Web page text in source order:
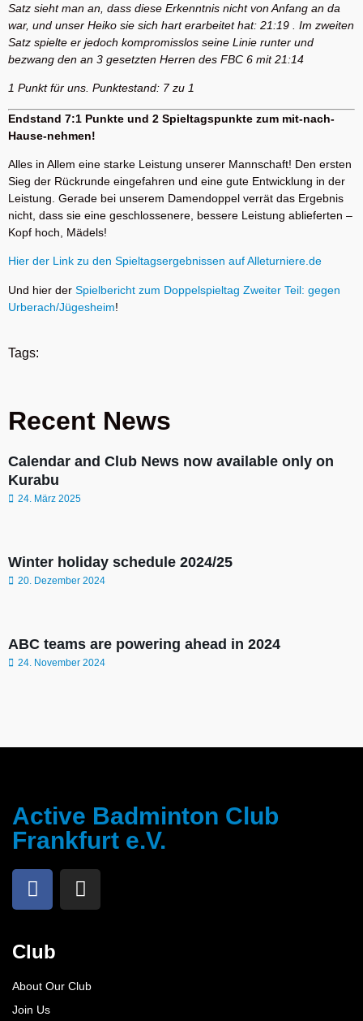
Satz sieht man an, dass diese Erkenntnis nicht von Anfang an da
war, und unser Heiko sie sich hart erarbeitet hat: 21:19 . Im zweiten
Satz spielte er jedoch kompromisslos seine Linie runter und
bezwang den an 3 gesetzten Herren des FBC 6 mit 21:14
1 Punkt für uns. Punktestand: 7 zu 1
Endstand 7:1 Punkte und 2 Spieltagspunkte zum mit-nach-
Hause-nehmen!
Alles in Allem eine starke Leistung unserer Mannschaft! Den ersten
Sieg der Rückrunde eingefahren und eine gute Entwicklung in der
Leistung. Gerade bei unserem Damendoppel verrät das Ergebnis
nicht, dass sie eine geschlossenere, bessere Leistung ablieferten –
Kopf hoch, Mädels!
Hier der Link zu den Spieltagsergebnissen auf Alleturniere.de
Und hier der Spielbericht zum Doppelspieltag Zweiter Teil: gegen
Urberach/Jügesheim!
Tags:
Recent News
Calendar and Club News now available only on
Kurabu
24. März 2025
Winter holiday schedule 2024/25
20. Dezember 2024
ABC teams are powering ahead in 2024
24. November 2024
Active Badminton Club
Frankfurt e.V.
Club
About Our Club
Join Us